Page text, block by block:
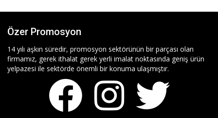
Özer Promosyon
14 yılı aşkın süredir, promosyon sektörünün bir parçası olan
firmamız, gerek ithalat gerek yerli imalat noktasında geniş ürün
yelpazesi ile sektörde önemli bir konuma ulaşmıştır.